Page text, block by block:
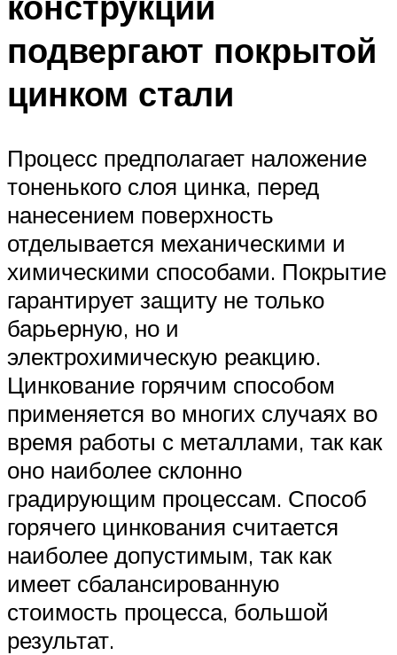
подвергают покрытой
цинком стали
Процесс предполагает наложение
тоненького слоя цинка, перед
нанесением поверхность
отделывается механическими и
химическими способами. Покрытие
гарантирует защиту не только
барьерную, но и
электрохимическую реакцию.
Цинкование горячим способом
применяется во многих случаях во
время работы с металлами, так как
оно наиболее склонно
градирующим процессам. Способ
горячего цинкования считается
наиболее допустимым, так как
имеет сбалансированную
стоимость процесса, большой
результат.